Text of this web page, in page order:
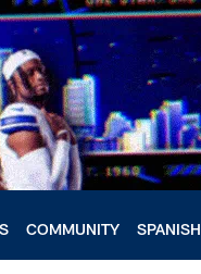
COMMUNITY SPANISH